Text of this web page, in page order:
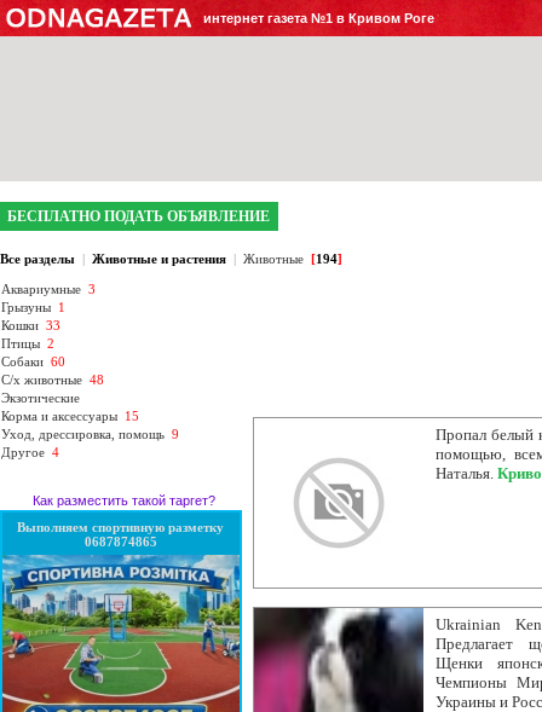
интернет газета №1 в Кривом Роге
БЕСПЛАТНО ПОДАТЬ ОБЪЯВЛЕНИЕ
Все разделы | Животные и растения | Животные [194]
Аквариумные 3
Грызуны 1
Кошки 33
Птицы 2
Собаки 60
С/х животные 48
Экзотические
Корма и аксессуары 15
Уход, дрессировка, помощь 9
Другое 4
Как разместить такой таргет?
Выполняем спортивную разметку
0687874865
Пропал белый
помощью,
Наталья.
Ukrainian
Предлагает
Щенки
Чемпионы
Украины и